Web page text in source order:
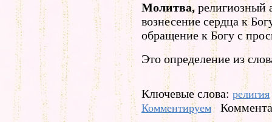
Молитва, религиозный
вознесение сердца к
обращение к Богу с
Это определение из
Ключевые слова: религия
Комментируем